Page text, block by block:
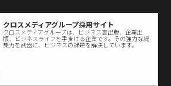
クロスメディアグループ採用サイト
クロスメディアグループは、ビジネス書出版、企業出
版、ビジネスライフを手掛ける企業です。その強力な編
集力を武器に、ビジネスの課題を解決しています。